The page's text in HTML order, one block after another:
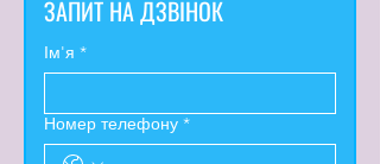
ЗАПИТ НА ДЗВІНОК
Ім'я *
Номер телефону *